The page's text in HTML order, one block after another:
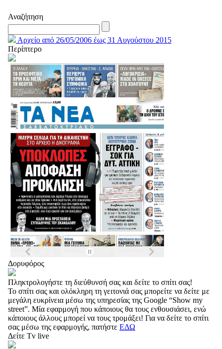
Αναζήτηση
Αρχείο από 26/05/2006 έως 31 Αυγούστου 2015
Περίπτερο
Δορυφόρος
Πληκτρολογήστε τη διεύθυνσή σας και δείτε το σπίτι σας!
Το σπίτι σας και ολόκληρη τη γειτονιά σας μπορείτε να δείτε με
μεγάλη ευκρίνεια μέσω της υπηρεσίας της Google “Show my
street”. Μία εφαρμογή που κάποιους θα τους ενθουσιάσει, ενώ
κάποιους άλλους μπορεί να τους τρομάξει! Για να δείτε το σπίτι
σας μέσω της εφαρμογής, πατήστε ΕΔΩ
Δείτε Tv live